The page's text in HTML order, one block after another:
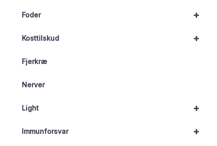
+
Foder
+
Kosttilskud
Fjerkræ
Nerver
+
Light
+
Immunforsvar